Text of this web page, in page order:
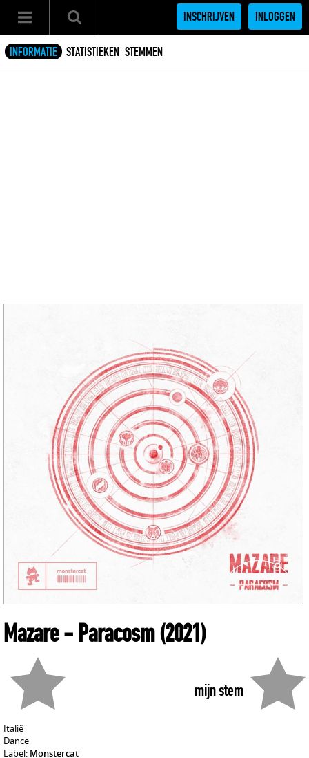
INSCHRIJVEN INLOGGEN
INFORMATIE STATISTIEKEN STEMMEN
Mazare- Paracosm(2021)
mijn stem
Italië
Dance
Label: Monstercat